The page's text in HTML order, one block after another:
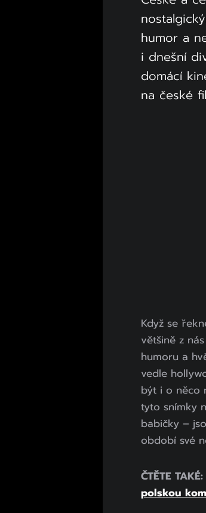
humor a
i dnešní
domácí
na české
Když se
většině z
humoru a
vedle
být i o něco
tyto snímky
babičky –
období své
ČTĚTE TAKÉ:
polskou